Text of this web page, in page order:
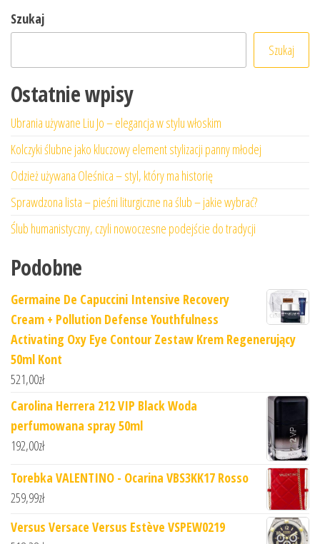
Szukaj
Szukaj
Ostatnie wpisy
Ubrania używane Liu Jo – elegancja w stylu włoskim
Kolczyki ślubne jako kluczowy element stylizacji panny młodej
Odzież używana Oleśnica – styl, który ma historię
Sprawdzona lista – pieśni liturgiczne na ślub – jakie wybrać?
Ślub humanistyczny, czyli nowoczesne podejście do tradycji
Podobne
Germaine De Capuccini Intensive Recovery
Cream + Pollution Defense Youthfulness
Activating Oxy Eye Contour Zestaw Krem Regenerujący
50ml Kont
521,00zł
Carolina Herrera 212 VIP Black Woda
perfumowana spray 50ml
192,00zł
Torebka VALENTINO - Ocarina VBS3KK17 Rosso
259,99zł
Versus Versace Versus Estève VSPEW0219